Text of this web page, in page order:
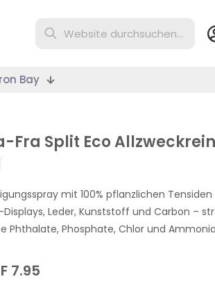
Bay
Fra Split Eco
mit 100% pflanzlichen
Displays, Leder, Kunststoff und Carbon –
Phthalate, Phosphate, Chlor und
7.95